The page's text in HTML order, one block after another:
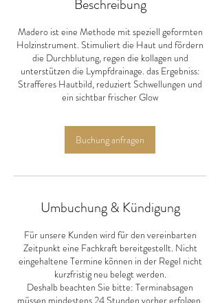
Beschreibung
Madero ist eine Methode mit speziell geformten
Holzinstrument. Stimuliert die Haut und fördern
die Durchblutung, regen die kollagen und
unterstützen die Lympfdrainage. das Ergebniss:
Strafferes Hautbild, reduziert Schwellungen und
ein sichtbar frischer Glow
Buchung anfragen
Umbuchung & Kündigung
Für unsere Kunden wird für den vereinbarten
Zeitpunkt eine Fachkraft bereitgestellt. Nicht
eingehaltene Termine können in der Regel nicht
kurzfristig neu belegt werden.
Deshalb beachten Sie bitte: Terminabsagen